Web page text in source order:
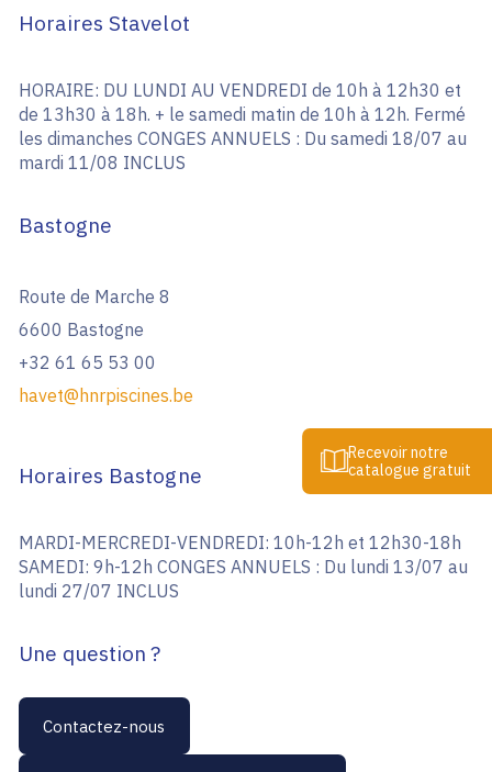
Recevoir notre
catalogue gratuit
Horaires Stavelot
HORAIRE: DU LUNDI AU VENDREDI de 10h à 12h30 et
de 13h30 à 18h. + le samedi matin de 10h à 12h. Fermé
les dimanches CONGES ANNUELS : Du samedi 18/07 au
mardi 11/08 INCLUS
Bastogne
Route de Marche 8
6600 Bastogne
+32 61 65 53 00
havet@hnrpiscines.be
Horaires Bastogne
MARDI-MERCREDI-VENDREDI: 10h-12h et 12h30-18h
SAMEDI: 9h-12h CONGES ANNUELS : Du lundi 13/07 au
lundi 27/07 INCLUS
Une question ?
Contactez-nous